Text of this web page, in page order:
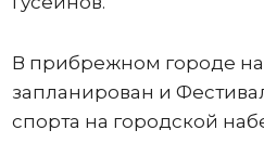
В прибрежном городе
запланирован и
спорта на городской